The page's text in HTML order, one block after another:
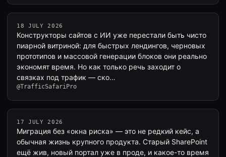
18 JULY 2026
Конструкторы сайтов с ИИ уже перестали быть чисто
пиарной витриной: для быстрых лендингов, черновых
прототипов и массовой генерации блоков они реально
экономят время. Но как только речь заходит о
связках под трафик — ско…
@TrafficSafariPro
17 JULY 2026
Миграция без «окна риска» — это не редкий кейс, а
обычная жизнь крупного продукта. Старый SharePoint
ещё жив, новый портал уже в проде, и какое-то время